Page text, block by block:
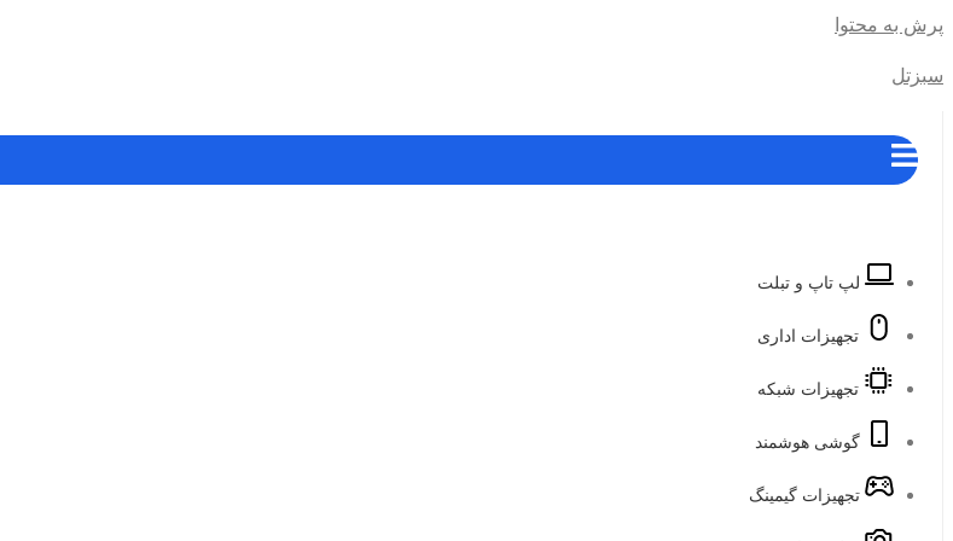
پرش به محتوا
سبزتل
لپ تاپ و تبلت
تجهیزات اداری
تجهیزات شبکه
گوشی هوشمند
تجهیزات گیمینگ